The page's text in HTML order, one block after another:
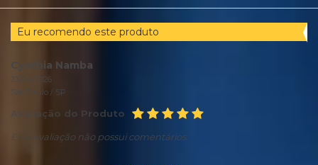
Eu recomendo este produto
Cynthia Namba
23/04/2026
São Paulo / SP
Avaliação do Produto
Esta avaliação não possui comentários.